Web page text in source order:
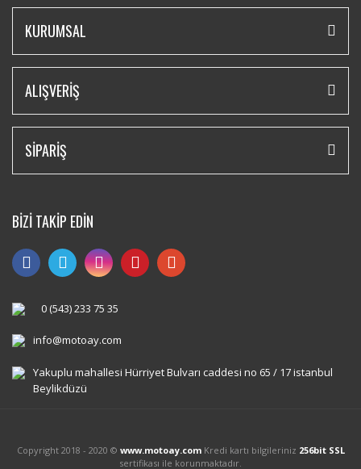
KURUMSAL
ALIŞVERİŞ
SİPARİŞ
BİZİ TAKİP EDİN
0 (543) 233 75 35
info@motoay.com
Yakuplu mahallesi Hürriyet Bulvarı caddesi no 65 / 17 istanbul
Beylikdüzü
Copyright 2018 - 2020 © www.motoay.comKredi kartı bilgileriniz 256bit SSL
sertifikası ile korunmaktadır.